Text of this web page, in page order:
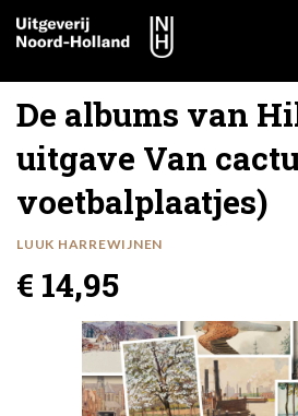
De albums van
uitgave Van
voetbalplaatjes)
LUUK HARREWIJNEN
€ 14,95